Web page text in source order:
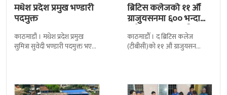
मधेश प्रदेश प्रमुख भण्डारी
पदमुक्त
काठमाडौं । मधेश प्रदेश प्रमुख
सुमित्रा सुवेदी भण्डारी पदमुक्त भएकी
ब्रिटिस कलेजको ११ औँ
ग्राजुयसनमा ६०० भन्दा
बढी ग्राजुयट सम्मानित
काठमाडौँ । द ब्रिटिस कलेज
(टीबीसी)को ११ औं ग्राजुयसन